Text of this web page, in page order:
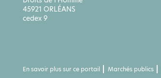
45921 ORLÉANS
cedex 9
En savoir plus sur ce portail Marchés publics